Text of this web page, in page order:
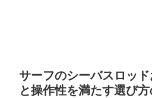
サーフのシーバスロッ
と操作性を満たす選び